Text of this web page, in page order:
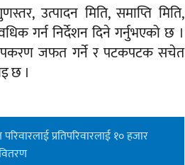
उत्पादन मिति, समाप्ति मिति,
गर्न निर्देशन दिने गर्नुभएको छ ।
उपकरण जफत गर्ने र पटकपटक सचेत
छ ।
प्रतिपरिवारलाई १० हजार